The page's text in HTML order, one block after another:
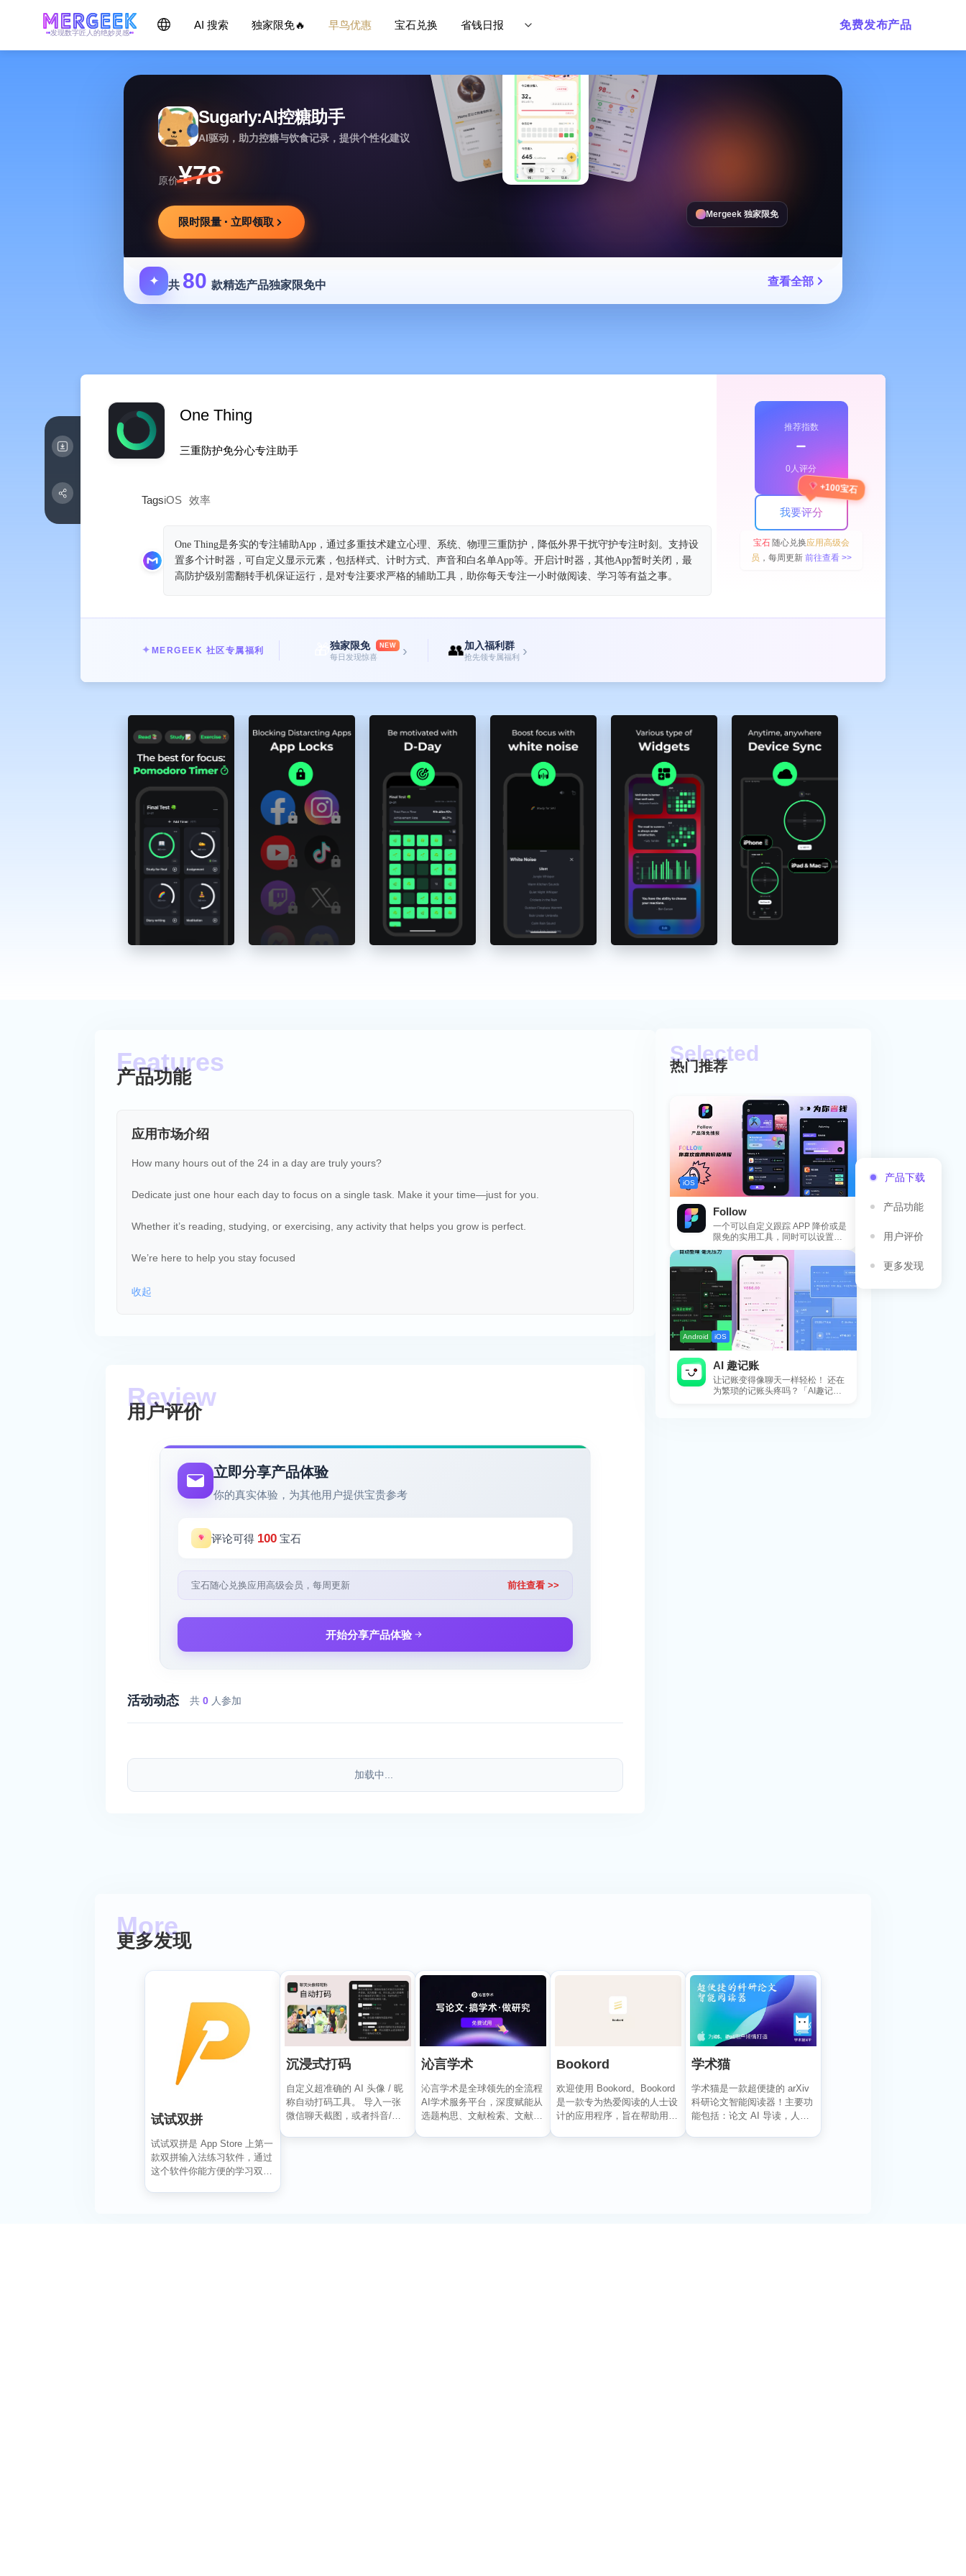
发现数字匠人的绝妙灵感
AI 搜索 独家限免🔥 早鸟优惠 宝石兑换 省钱日报 免费发布产品
Sugarly:AI控糖助手
AI驱动，助力控糖与饮食记录，提供个性化建议
原价¥78
限时限量 · 立即领取
Mergeek 独家限免
✦ 共 80 款精选产品独家限免中 查看全部
One Thing
三重防护免分心专注助手
TagsiOS 效率
One Thing是务实的专注辅助App，通过多重技术建立心理、系统、物理三重防护，降低外界干扰守护专注时刻。支持设
置多个计时器，可自定义显示元素，包括样式、计时方式、声音和白名单App等。开启计时器，其他App暂时关闭，最
高防护级别需翻转手机保证运行，是对专注要求严格的辅助工具，助你每天专注一小时做阅读、学习等有益之事。
推荐指数
﹣
0人评分
我要评分
+100宝石
宝石随心兑换应用高级会
员 ，每周更新 前往查看 >>
✦ MERGEEK 社区专属福利 独家限免 NEW
每日发现惊喜 › 👥加入福利群
抢先领专属福利 ›
产品下载
产品功能
用户评价
更多发现
产品功能
应用市场介绍
How many hours out of the 24 in a day are truly yours?
Dedicate just one hour each day to focus on a single task. Make it your time—just for you.
Whether it’s reading, studying, or exercising, any activity that helps you grow is perfect.
We’re here to help you stay focused
收起
用户评价
立即分享产品体验
你的真实体验，为其他用户提供宝贵参考
评论可得 100 宝石
宝石随心兑换应用高级会员，每周更新 前往查看 >>
开始分享产品体验
活动动态 共 0 人参加
加载中...
热门推荐
iOS
Follow
一个可以自定义跟踪 APP 降价或是
限免的实用工具，同时可以设置包
括 APP，游戏，热门类和精选类
Android iOS
AI 趣记账
让记账变得像聊天一样轻松！ 还在
为繁琐的记账头疼吗？「AI趣记
更多发现
试试双拼
试试双拼是 App Store 上第一
款双拼输入法练习软件，通过
这个软件你能方便的学习双拼
沉浸式打码
自定义超准确的 AI 头像 / 昵
称自动打码工具。 导入一张
微信聊天截图，或者抖音/小
沁言学术
沁言学术是全球领先的全流程
AI学术服务平台，深度赋能从
选题构思、文献检索、文献阅
Bookord
欢迎使用 Bookord。Bookord
是一款专为热爱阅读的人士设
计的应用程序，旨在帮助用户
学术猫
学术猫是一款超便捷的 arXiv
科研论文智能阅读器！主要功
能包括：论文 AI 导读，人工